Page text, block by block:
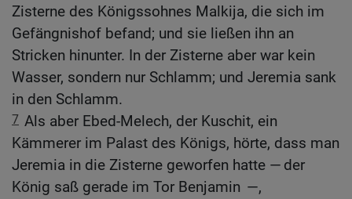
Zisterne des Königssohnes Malkija, die sich im
Gefängnishof befand; und sie ließen ihn an
Stricken hinunter. In der Zisterne aber war kein
Wasser, sondern nur Schlamm; und Jeremia sank
in den Schlamm.
7 Als aber Ebed-Melech, der Kuschit, ein
Kämmerer im Palast des Königs, hörte, dass man
Jeremia in die Zisterne geworfen hatte — der
König saß gerade im Tor Benjamin —,